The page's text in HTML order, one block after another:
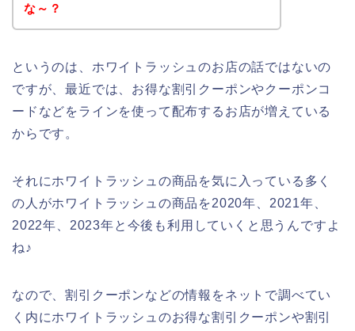
な～？
というのは、ホワイトラッシュのお店の話ではないの
ですが、最近では、お得な割引クーポンやクーポンコ
ードなどをラインを使って配布するお店が増えている
からです。
それにホワイトラッシュの商品を気に入っている多く
の人がホワイトラッシュの商品を2020年、2021年、
2022年、2023年と今後も利用していくと思うんですよ
ね♪
なので、割引クーポンなどの情報をネットで調べてい
く内にホワイトラッシュのお得な割引クーポンや割引